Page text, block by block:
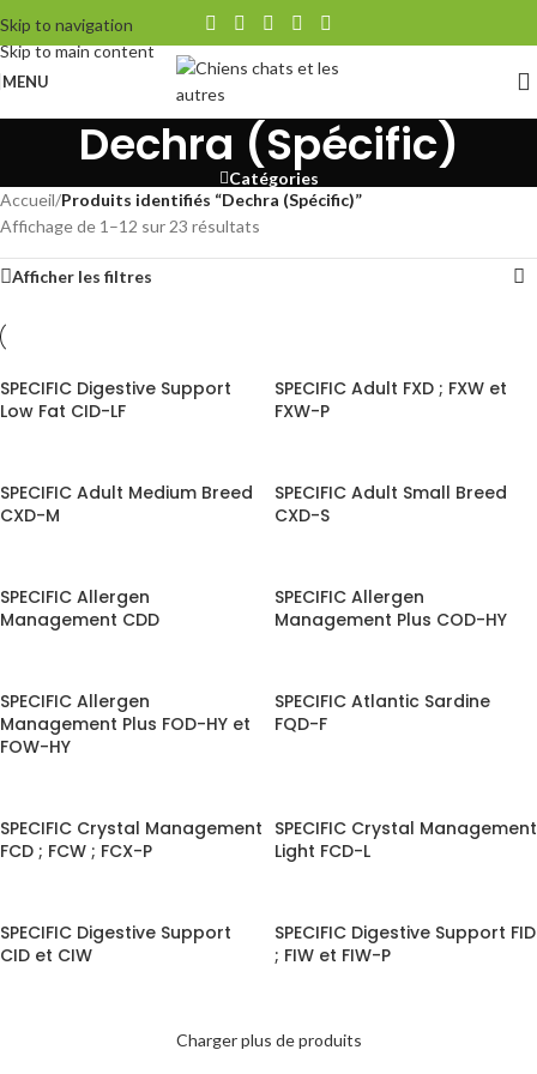
Skip to navigation
Skip to main content
MENU
Dechra (Spécific)
Catégories
Accueil/Produits identifiés “Dechra (Spécific)”
Affichage de 1–12 sur 23 résultats
Afficher les filtres
SPECIFIC Digestive Support
Low Fat CID-LF
SPECIFIC Adult FXD ; FXW et
FXW-P
SPECIFIC Adult Medium Breed
CXD-M
SPECIFIC Adult Small Breed
CXD-S
SPECIFIC Allergen
Management CDD
SPECIFIC Allergen
Management Plus COD-HY
SPECIFIC Allergen
Management Plus FOD-HY et
FOW-HY
SPECIFIC Atlantic Sardine
FQD-F
SPECIFIC Crystal Management
FCD ; FCW ; FCX-P
SPECIFIC Crystal Management
Light FCD-L
SPECIFIC Digestive Support
CID et CIW
SPECIFIC Digestive Support FID
; FIW et FIW-P
Charger plus de produits